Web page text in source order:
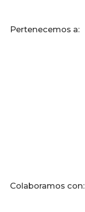
Pertenecemos a:
Colaboramos con: